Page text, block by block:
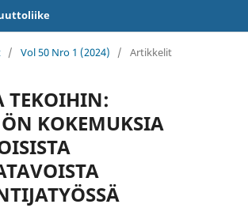
/ Vol 50 Nro 1 (2024) / Artikkelit
TEKOIHIN:
KOKEMUKSIA